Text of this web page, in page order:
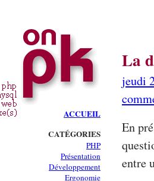
ACCUEIL
CATÉGORIES
PHP
Présentation
Développement
Ergonomie
La
jeudi
En
entre